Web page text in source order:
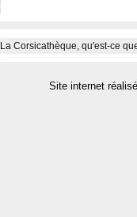
La Corsicathèque, qu'est-ce
Site internet